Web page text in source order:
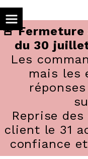
🚨
du 30
Les
mais les
Reprise
client le 31
confiance